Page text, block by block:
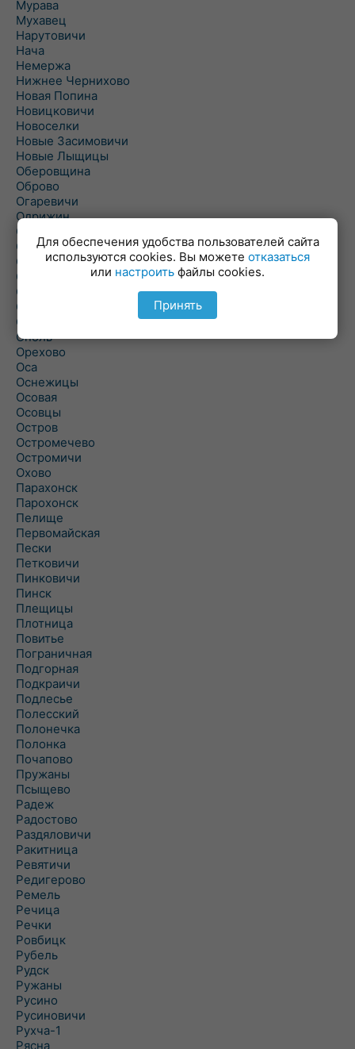
Мурава
Мухавец
Нарутовичи
Нача
Немержа
Нижнее Чернихово
Новая Попина
Новицковичи
Новоселки
Новые Засимовичи
Новые Лыщицы
Оберовщина
Оброво
Огаревичи
Одрижин
Оздамичи
Озяты
Олтуш
Ольманы
Ольпень
Ольшаны
Омельная
Ополь
Орехово
Оса
Оснежицы
Осовая
Осовцы
Остров
Остромечево
Остромичи
Охово
Парахонск
Парохонск
Пелище
Первомайская
Пески
Петковичи
Пинковичи
Пинск
Плещицы
Плотница
Повитье
Пограничная
Подгорная
Подкраичи
Подлесье
Полесский
Полонечка
Полонка
Почапово
Пружаны
Псыщево
Радеж
Радостово
Раздяловичи
Ракитница
Ревятичи
Редигерово
Ремель
Речица
Речки
Ровбицк
Рубель
Рудск
Ружаны
Русино
Русиновичи
Рухча-1
Рясна
Для обеспечения удобства пользователей сайта
используются cookies. Вы можете отказаться
или настроить файлы cookies.
Принять